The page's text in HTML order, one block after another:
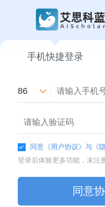
手机快捷登录
86
同意 《用户协议》与 《
登录后体验更多功能，未注
同意